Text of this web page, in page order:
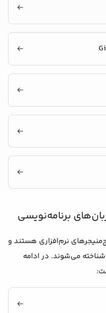
برنامه‌نویسی
نرم‌افزاری هستند و
با عنوان Package Manager Mirrors شناخته می‌شوند. در ادامه